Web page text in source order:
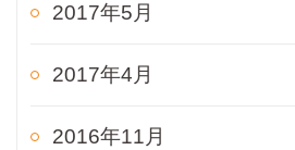
2017年5月
2017年4月
2016年11月